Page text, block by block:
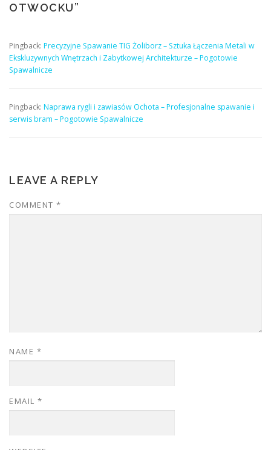
OTWOCKU”
Pingback: Precyzyjne Spawanie TIG Żoliborz – Sztuka Łączenia Metali w
Ekskluzywnych Wnętrzach i Zabytkowej Architekturze – Pogotowie
Spawalnicze
Pingback: Naprawa rygli i zawiasów Ochota – Profesjonalne spawanie i
serwis bram – Pogotowie Spawalnicze
LEAVE A REPLY
COMMENT *
NAME *
EMAIL *